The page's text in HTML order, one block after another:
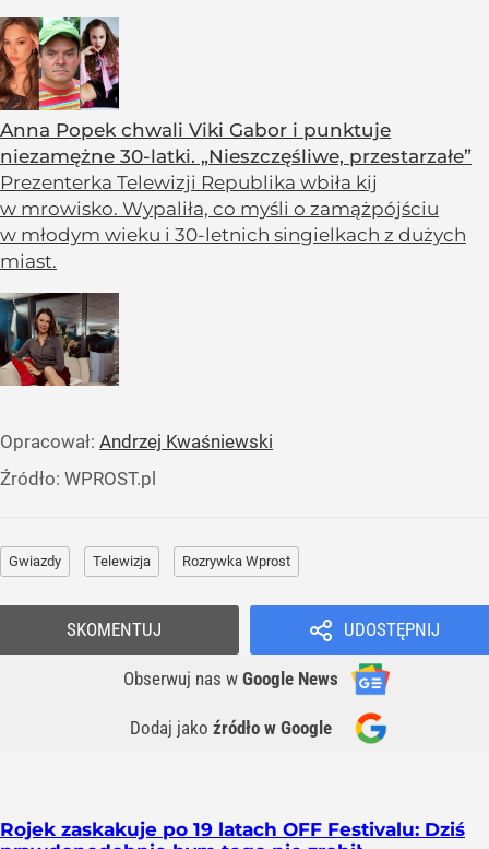
Anna Popek chwali Viki Gabor i punktuje
niezamężne 30-latki. „Nieszczęśliwe, przestarzałe”
Prezenterka Telewizji Republika wbiła kij
w mrowisko. Wypaliła, co myśli o zamążpójściu
w młodym wieku i 30-letnich singielkach z dużych
miast.
Opracował: Andrzej Kwaśniewski
Źródło: WPROST.pl
Gwiazdy Telewizja Rozrywka Wprost
UDOSTĘPNIJ
Obserwuj nas w Google News
Dodaj jako źródło w Google
SKOMENTUJ
Rojek zaskakuje po 19 latach OFF Festivalu: Dziś